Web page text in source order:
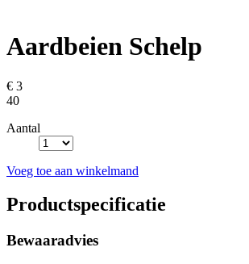
Aardbeien Schelp
€ 3
40
Aantal
Voeg toe aan winkelmand
Productspecificatie
Bewaaradvies